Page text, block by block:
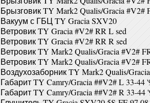
Брызговик TY Mark2 Qualis/Gracia #V2#
Вакуум с ГБЦ TY Gracia SXV20
Ветровик TY Gracia #V2# RR L sed
Ветровик TY Gracia #V2# RR R sed
Ветровик TY Mark2 Qualis/Gracia #V2#
Ветровик TY Mark2 Qualis/Gracia #V2#
Воздухозаборник TY Mark2 Qualis/
Габарит TY Camry/Gracia ##V2# L 33-44
Габарит TY Camry/Gracia ##V2# R 33-44